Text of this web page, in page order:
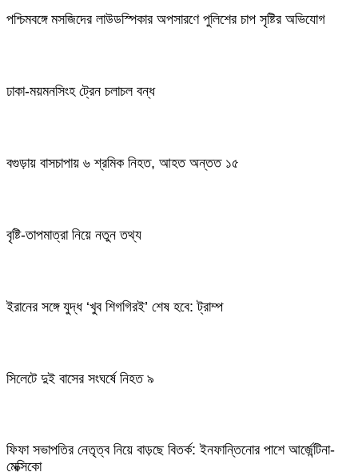
পশ্চিমবঙ্গে মসজিদের লাউডস্পিকার অপসারণে পুলিশের চাপ সৃষ্টির অভিযোগ
ঢাকা-ময়মনসিংহ ট্রেন চলাচল বন্ধ
বগুড়ায় বাসচাপায় ৬ শ্রমিক নিহত, আহত অন্তত ১৫
বৃষ্টি-তাপমাত্রা নিয়ে নতুন তথ্য
ইরানের সঙ্গে যুদ্ধ ‘খুব শিগগিরই’ শেষ হবে: ট্রাম্প
সিলেটে দুই বাসের সংঘর্ষে নিহত ৯
ফিফা সভাপতির নেতৃত্ব নিয়ে বাড়ছে বিতর্ক: ইনফান্তিনোর পাশে আর্জেন্টিনা-
মেক্সিকো